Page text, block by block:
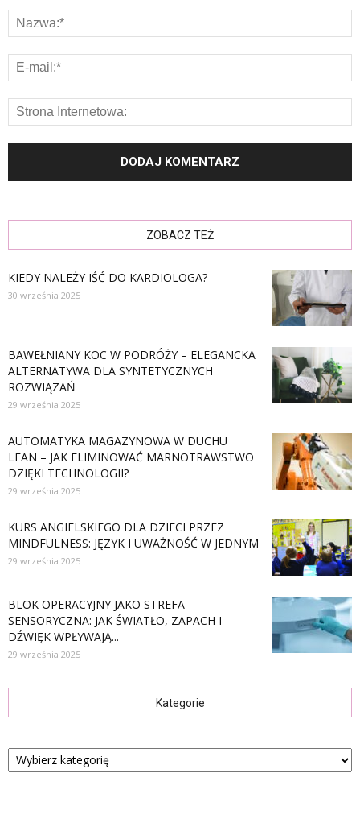
ZOBACZ TEŻ
KIEDY NALEŻY IŚĆ DO KARDIOLOGA?
30 września 2025
BAWEŁNIANY KOC W PODRÓŻY – ELEGANCKA
ALTERNATYWA DLA SYNTETYCZNYCH
ROZWIĄZAŃ
29 września 2025
AUTOMATYKA MAGAZYNOWA W DUCHU
LEAN – JAK ELIMINOWAĆ MARNOTRAWSTWO
DZIĘKI TECHNOLOGII?
29 września 2025
KURS ANGIELSKIEGO DLA DZIECI PRZEZ
MINDFULNESS: JĘZYK I UWAŻNOŚĆ W JEDNYM
29 września 2025
BLOK OPERACYJNY JAKO STREFA
SENSORYCZNA: JAK ŚWIATŁO, ZAPACH I
DŹWIĘK WPŁYWAJĄ...
29 września 2025
Kategorie
Kategorie